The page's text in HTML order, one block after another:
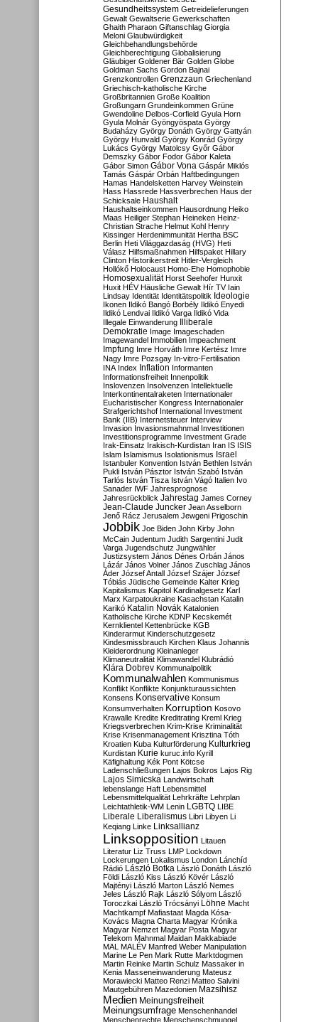
Gesundheitssystem Getreidelieferungen
Gewalt Gewaltserie Gewerkschaften
Ghaith Pharaon Giftanschlag Giorgia
Meloni Glaubwürdigkeit
Gleichbehandlungsbehörde
Gleichberechtigung Globalisierung
Gläubiger Goldener Bär Golden Globe
Goldman Sachs Gordon Bajnai
Grenzkontrollen Grenzzaun Griechenland
Griechisch-katholische Kirche
Großbritannien Große Koalition
Großungarn Grundeinkommen Grüne
Gwendoline Delbos-Corfield Gyula Horn
Gyula Molnár Gyöngyöspata György
Budaházy György Donáth György Gattyán
György Hunvald György Konrád György
Lukács György Matolcsy Győr Gábor
Demszky Gábor Fodor Gábor Kaleta
Gábor Simon Gábor Vona Gáspár Miklós
Tamás Gáspár Orbán Haftbedingungen
Hamas Handelsketten Harvey Weinstein
Hass Hassrede Hassverbrechen Haus der
Schicksale Haushalt
Haushaltseinkommen Hausordnung Heiko
Maas Heiliger Stephan Heineken Heinz-
Christian Strache Helmut Kohl Henry
Kissinger Herdenimmunität Hertha BSC
Berlin Heti Világgazdaság (HVG) Heti
Válasz Hilfsmaßnahmen Hilfspaket Hillary
Clinton Historikerstreit Hitler-Vergleich
Hollókő Holocaust Homo-Ehe Homophobie
Homosexualität Horst Seehofer Hunxit
Huxit HÉV Häusliche Gewalt Hír TV Iain
Lindsay Identität Identitätspolitik Ideologie
Ikonen Ildikó Bangó Borbély Ildikó Enyedi
Ildikó Lendvai Ildikó Varga Ildikó Vida
Illegale Einwanderung Illiberale
Demokratie Image Imageschaden
Imagewandel Immobilien Impeachment
Impfung Imre Horváth Imre Kertész Imre
Nagy Imre Pozsgay In-vitro-Fertilisation
INA Index Inflation Informanten
Informationsfreiheit Innenpolitik
Inslovenzen Insolvenzen Intellektuelle
Interkontinentalraketen Internationaler
Eucharistischer Kongress Internationaler
Strafgerichtshof International Investment
Bank (IIB) Internetsteuer Interview
Invasion Invasionsmahnmal Investitionen
Investitionsprogramme Investment Grade
Irak-Einsatz Irakisch-Kurdistan Iran IS ISIS
Islam Islamismus Isolationismus Israel
Istanbuler Konvention István Bethlen István
Pukli István Pásztor István Szabó István
Tarlós István Tisza István Vágó Italien Ivo
Sanader IWF Jahresprognose
Jahresrückblick Jahrestag James Corney
Jean-Claude Juncker Jean Asselborn
Jenő Rácz Jerusalem Jewgeni Prigoschin
Jobbik Joe Biden John Kirby John
McCain Judentum Judith Sargentini Judit
Varga Jugendschutz Jungwähler
Justizsystem János Dénes Orbán János
Lázár János Volner János Zuschlag János
Áder József Antall József Szájer József
Tóbiás Jüdische Gemeinde Kalter Krieg
Kapitalismus Kapitol Kardinalgesetz Karl
Marx Karpatoukraine Kasachstan Katalin
Karikó Katalin Novák Katalonien
Katholische Kirche KDNP Kecskemét
Kernklientel Kettenbrücke KGB
Kinderarmut Kinderschutzgesetz
Kindesmissbrauch Kirchen Klaus Johannis
Kleiderordnung Kleinanleger
Klimaneutralität Klimawandel Klubrádió
Klára Dobrev Kommunalpolitik
Kommunalwahlen Kommunismus
Konflikt Konflikte Konjunkturaussichten
Konsens Konservative Konsum
Konsumverhalten Korruption Kosovo
Krawalle Kredite Kreditrating Kreml Krieg
Kriegsverbrechen Krim-Krise Kriminalität
Krise Krisenmanagement Krisztina Tóth
Kroatien Kuba Kulturförderung Kulturkrieg
Kurdistan Kurie kuruc.info Kyrill
Käfighaltung Kék Pont Kötcse
Ladenschließungen Lajos Bokros Lajos Rig
Lajos Simicska Landwirtschaft
lebenslange Haft Lebensmittel
Lebensmittelqualität Lehrkräfte Lehrplan
Leichtathletik-WM Lenin LGBTQ LIBE
Liberale Liberalismus Libri Libyen Li
Keqiang Linke Linksallianz
Linksopposition Litauen
Literatur Liz Truss LMP Lockdown
Lockerungen Lokalismus London Lánchíd
Rádió
László Botka László Donáth László
Földi László Kiss László Kövér László
Majtényi László Marton László Nemes
Jeles László Rajk László Sólyom László
Toroczkai László Trócsányi Löhne Macht
Machtkampf Mafiastaat Magda Kósa-
Kovács Magna Charta Magyar Krónika
Magyar Nemzet Magyar Posta Magyar
Telekom Mahnmal Maidan Makkabiade
MAL MALÉV Manfred Weber Manipulation
Marine Le Pen Mark Rutte Marktdogmen
Martin Reinke Martin Schulz Massaker in
Kenia Masseneinwanderung Mateusz
Morawiecki Matteo Renzi Matteo Salvini
Mautgebühren Mazedonien Mazsihisz
Medien Meinungsfreiheit
Meinungsumfrage Menschenhandel
Menschenrechte Menschenschmuggel